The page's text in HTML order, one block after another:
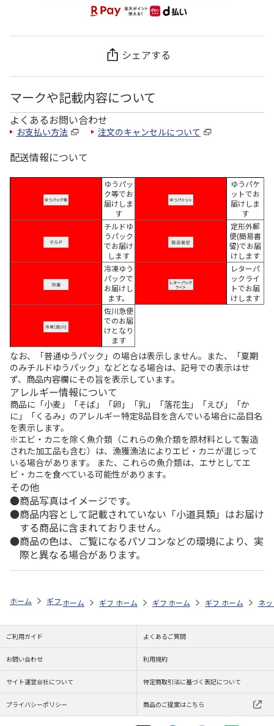
シェアする
マークや記載内容について
よくあるお問い合わせ
お支払い方法 注文のキャンセルについて
配送情報について
ゆうパッ
ク等でお
届けしま
す
ゆうパケ
ットでお
届けしま
す
チルドゆ
うパック
でお届け
します
定形外郵
便(簡易書
留)でお届
けします
冷凍ゆう
パックで
お届けし
ます。
レターパ
ックライ
トでお届
けします
佐川急便
でのお届
けとなり
ます
なお、「普通ゆうパック」の場合は表示しません。また、「夏期
のみチルドゆうパック」などとなる場合は、記号での表示はせ
ず、商品内容欄にその旨を表示しています。
アレルギー情報について
商品に「小麦」「そば」「卵」「乳」「落花生」「えび」「か
に」「くるみ」のアレルギー特定8品目を含んでいる場合に品目名
を表示します。
※エビ・カニを除く魚介類（これらの魚介類を原材料として製造
された加工品も含む）は、漁獲漁法によりエビ・カニが混じって
いる場合があります。 また、これらの魚介類は、エサとしてエ
ビ・カニを食べている可能性があります。
その他
商品写真はイメージです。
商品内容として記載されていない「小道具類」はお届け
する商品に含まれておりません。
商品の色は、ご覧になるパソコンなどの環境により、実
際と異なる場合があります。
ホーム ギフトストア お中元・夏ギフト特集 2026 うなぎ・魚・海鮮
ホーム ギフトストア お中元・夏ギフト特集 2026
ホーム ギフトストア お中元・夏ギフト
ホーム ギフトストア お
ホーム ネ
ご利用ガイド よくあるご質問
お問い合わせ 利用規約
サイト運営会社について 特定商取引法に基づく表記について
プライバシーポリシー 商品のご提案はこちら